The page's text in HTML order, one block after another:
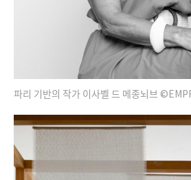
파리 기반의 작가 이사벨 드 메종뇌브